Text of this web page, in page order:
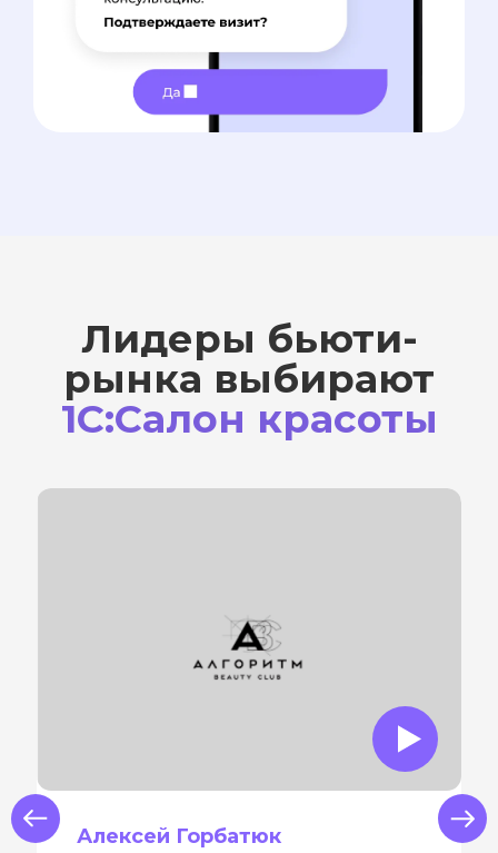
Лидеры бьюти-
рынка выбирают
1С:Салон красоты
Алексей Горбатюк